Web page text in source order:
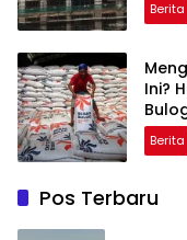
Berita
Ini?
Berita
Pos Terbaru